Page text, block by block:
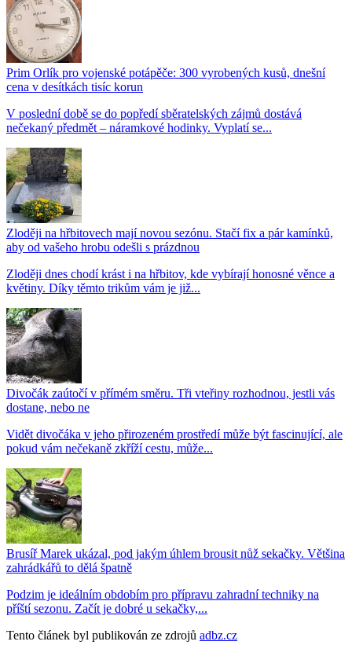
Prim Orlík pro vojenské potápěče: 300 vyrobených kusů, dnešní
cena v desítkách tisíc korun
V poslední době se do popředí sběratelských zájmů dostává
nečekaný předmět – náramkové hodinky. Vyplatí se...
Zloději na hřbitovech mají novou sezónu. Stačí fix a pár kamínků,
aby od vašeho hrobu odešli s prázdnou
Zloději dnes chodí krást i na hřbitov, kde vybírají honosné věnce a
květiny. Díky těmto trikům vám je již...
Divočák zaútočí v přímém směru. Tři vteřiny rozhodnou, jestli vás
dostane, nebo ne
Vidět divočáka v jeho přirozeném prostředí může být fascinující, ale
pokud vám nečekaně zkříží cestu, může...
Brusíř Marek ukázal, pod jakým úhlem brousit nůž sekačky. Většina
zahrádkářů to dělá špatně
Podzim je ideálním obdobím pro přípravu zahradní techniky na
příští sezonu. Začít je dobré u sekačky,...
Tento článek byl publikován ze zdrojů adbz.cz